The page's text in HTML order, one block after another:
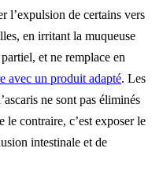
l’expulsion de certains vers
en irritant la muqueuse
et ne remplace en
avec un produit adapté. Les
ne sont pas éliminés
le contraire, c’est exposer le
intestinale et de